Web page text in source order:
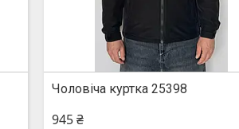
Чоловіча куртка 25398
945 ₴